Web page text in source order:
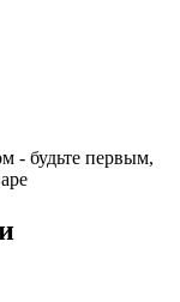
- будьте первым,